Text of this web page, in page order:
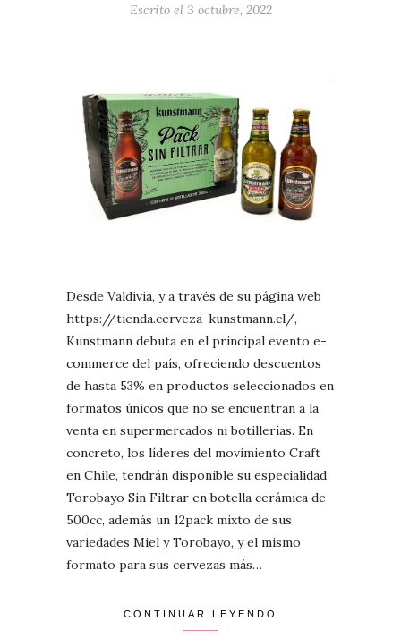
Escrito el 3 octubre, 2022
Desde Valdivia, y a través de su página web
https://tienda.cerveza-kunstmann.cl/,
Kunstmann debuta en el principal evento e-
commerce del país, ofreciendo descuentos
de hasta 53% en productos seleccionados en
formatos únicos que no se encuentran a la
venta en supermercados ni botillerías. En
concreto, los líderes del movimiento Craft
en Chile, tendrán disponible su especialidad
Torobayo Sin Filtrar en botella cerámica de
500cc, además un 12pack mixto de sus
variedades Miel y Torobayo, y el mismo
formato para sus cervezas más…
CONTINUAR LEYENDO